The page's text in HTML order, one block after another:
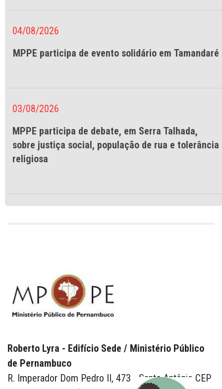
04/08/2026
MPPE participa de evento solidário em Tamandaré
03/08/2026
MPPE participa de debate, em Serra Talhada,
sobre justiça social, população de rua e tolerância
religiosa
Roberto Lyra - Edifício Sede / Ministério Público
de Pernambuco
R. Imperador Dom Pedro II, 473 - Santo Antônio CEP